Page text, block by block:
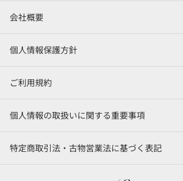
会社概要
個人情報保護方針
ご利用規約
個人情報の取扱いに関する重要事項
特定商取引法・古物営業法に基づく表記